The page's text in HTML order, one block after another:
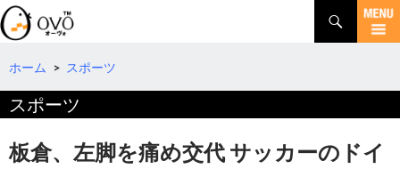
検
索
コ
テ
へ
動
ホーム > スポーツ
スポーツ
板倉、左脚を痛め交代 サッカーのドイ